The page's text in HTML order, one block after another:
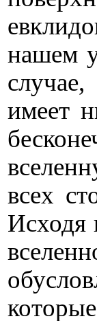
нашем
имеет
всех
Исходя